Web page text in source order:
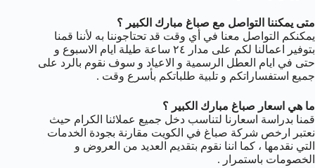
متى يمكننا التواصل مع صباغ مبارك الكبير ؟
يمكنكم التواصل معنا في أي وقت قد تحتاجوننا به لأننا قمنا
بتوفير اعمالنا لكم على مدار ٢٤ ساعة طيلة ايام الاسبوع و
حتى في ايام العطل الرسمية و الاعياد و سوف نقوم بالرد على
جميع استفساراتكم و تلبية طلباتكم بأسرع وقت .
ما هي اسعار صباغ مبارك الكبير ؟
قمنا بدراسة اسعارنا لتناسب دخل جميع عملائنا الكرام حيث
نعتبر ارخص شركة صباغ في الكويت مقارنة بجودة الخدمات
التي نقدمها ، كما اننا نقوم بتقديم العديد من العروض و
الخصومات باستمرار .